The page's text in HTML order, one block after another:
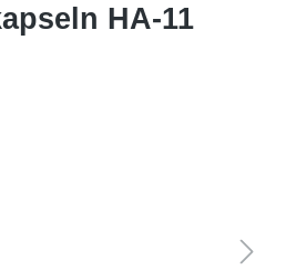
HA-11